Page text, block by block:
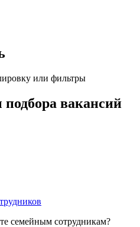
или фильтры
вакансий
семейным сотрудникам?